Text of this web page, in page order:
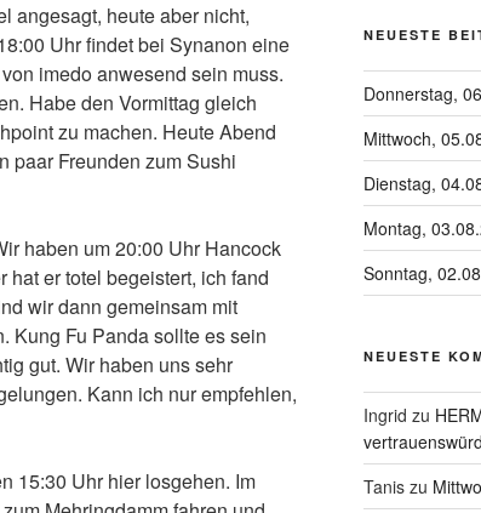
angesagt, heute aber nicht,
Uhr findet bei Synanon eine
imedo anwesend sein muss.
Habe den Vormittag gleich
zu machen. Heute Abend
paar Freunden zum Sushi
haben um 20:00 Uhr Hancock
er totel begeistert, ich fand
wir dann gemeinsam mit
Kung Fu Panda sollte es sein
gut. Wir haben uns sehr
Kann ich nur empfehlen,
15:30 Uhr hier losgehen. Im
NEUESTE
Donnerstag,
Mittwoch,
Dienstag,
Montag,
Sonntag,
NEUESTE
Ingrid zu
Taniszu